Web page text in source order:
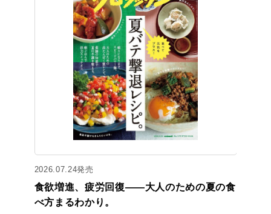
2026.07.24発売
食欲増進、疲労回復——大人のための夏の食
べ方まるわかり。